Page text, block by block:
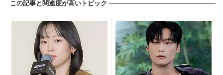
この記事と関連度が高いトピック